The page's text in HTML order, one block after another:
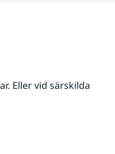
Eller vid särskilda